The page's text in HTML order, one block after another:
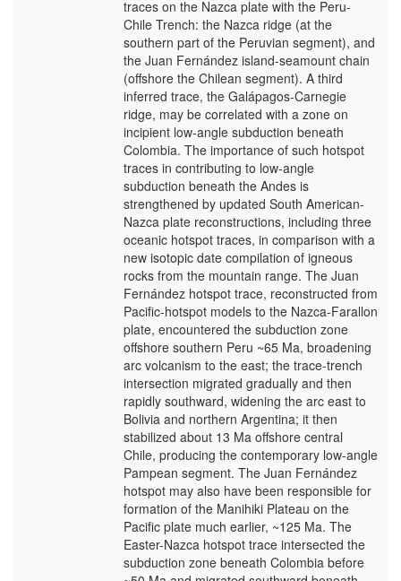
traces on the Nazca plate with the Peru-
Chile Trench: the Nazca ridge (at the
southern part of the Peruvian segment), and
the Juan Fernández island-seamount chain
(offshore the Chilean segment). A third
inferred trace, the Galápagos-Carnegie
ridge, may be correlated with a zone on
incipient low-angle subduction beneath
Colombia. The importance of such hotspot
traces in contributing to low-angle
subduction beneath the Andes is
strengthened by updated South American-
Nazca plate reconstructions, including three
oceanic hotspot traces, in comparison with a
new isotopic date compilation of igneous
rocks from the mountain range. The Juan
Fernández hotspot trace, reconstructed from
Pacific-hotspot models to the Nazca-Farallon
plate, encountered the subduction zone
offshore southern Peru ~65 Ma, broadening
arc volcanism to the east; the trace-trench
intersection migrated gradually and then
rapidly southward, widening the arc east to
Bolivia and northern Argentina; it then
stabilized about 13 Ma offshore central
Chile, producing the contemporary low-angle
Pampean segment. The Juan Fernández
hotspot may also have been responsible for
formation of the Manihiki Plateau on the
Pacific plate much earlier, ~125 Ma. The
Easter-Nazca hotspot trace intersected the
subduction zone beneath Colombia before